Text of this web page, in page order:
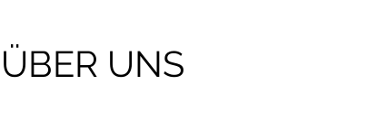
ÜBER UNS